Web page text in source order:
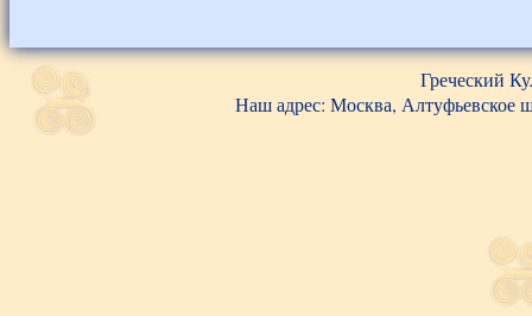
Греческий
Наш адрес: Москва, Алтуфьевское